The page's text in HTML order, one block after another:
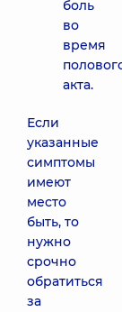
боль
во
время
акта.
Если
указанные
симптомы
имеют
место
быть, то
нужно
срочно
обратиться
за